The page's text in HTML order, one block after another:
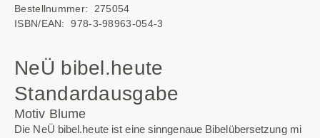
Bestellnummer: 275054
ISBN/EAN:978-3-98963-054-3
NeÜ bibel.heute
Standardausgabe
Motiv Blume
Die NeÜ bibel.heute ist eine sinngenaue Bibelübersetzung mi